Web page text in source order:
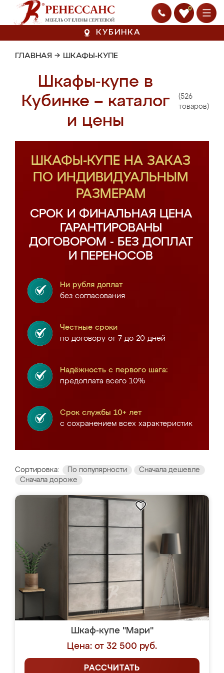
0
КУБИНКА
ГЛАВНАЯ → ШКАФЫ-КУПЕ
Шкафы-купе в
Кубинке – каталог
и цены
(526
товаров)
ШКАФЫ-КУПЕ НА ЗАКАЗ
ПО ИНДИВИДУАЛЬНЫМ
РАЗМЕРАМ
СРОК И ФИНАЛЬНАЯ ЦЕНА
ГАРАНТИРОВАНЫ
ДОГОВОРОМ - БЕЗ ДОПЛАТ
И ПЕРЕНОСОВ
Ни рубля доплат
без согласования
Честные сроки
по договору от 7 до 20 дней
Надёжность с первого шага:
предоплата всего 10%
Срок службы 10+ лет
с сохранением всех характеристик
Сортировка: По популярности
Сначала дешевле
Сначала дороже
Шкаф-купе "Мари"
Цена: от 32 500 руб.
РАССЧИТАТЬ